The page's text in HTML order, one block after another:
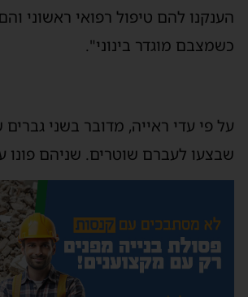
הענקנו להם טיפול רפואי ראשוני
כשמצבם מוגדר בינוני".
על פי עדי ראייה, מדובר בשני גברים
שבצעו לעברם שוטרים. שניהם פונו